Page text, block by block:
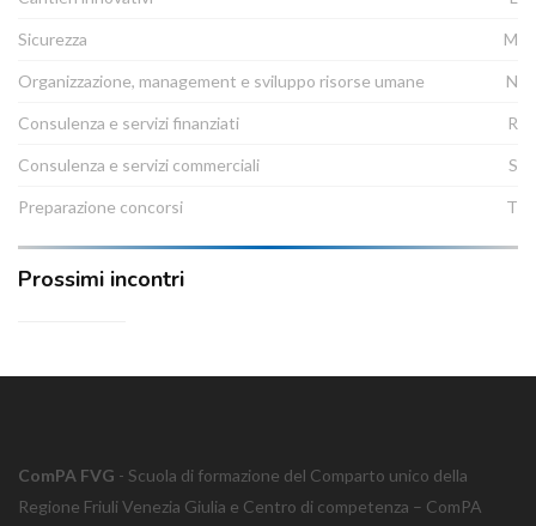
Sicurezza M
Organizzazione, management e sviluppo risorse umane N
Consulenza e servizi finanziati R
Consulenza e servizi commerciali S
Preparazione concorsi T
Prossimi incontri
ComPA FVG - Scuola di formazione del Comparto unico della
Regione Friuli Venezia Giulia e Centro di competenza – ComPA